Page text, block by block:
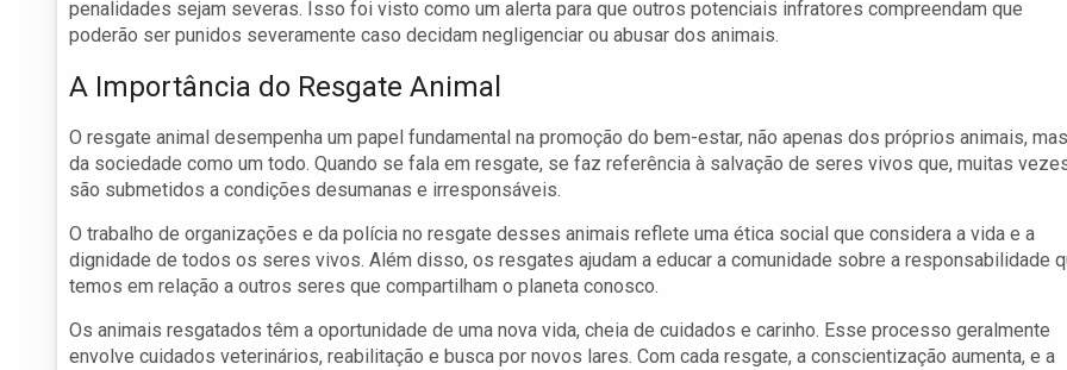
penalidades sejam severas. Isso foi visto como um alerta para que outros potenciais infratores compreendam que
poderão ser punidos severamente caso decidam negligenciar ou abusar dos animais.
A Importância do Resgate Animal
O resgate animal desempenha um papel fundamental na promoção do bem-estar, não apenas dos próprios animais, mas
da sociedade como um todo. Quando se fala em resgate, se faz referência à salvação de seres vivos que, muitas
são submetidos a condições desumanas e irresponsáveis.
O trabalho de organizações e da polícia no resgate desses animais reflete uma ética social que considera a vida e a
dignidade de todos os seres vivos. Além disso, os resgates ajudam a educar a comunidade sobre a responsabilidade
temos em relação a outros seres que compartilham o planeta conosco.
Os animais resgatados têm a oportunidade de uma nova vida, cheia de cuidados e carinho. Esse processo geralmente
envolve cuidados veterinários, reabilitação e busca por novos lares. Com cada resgate, a conscientização aumenta, e a